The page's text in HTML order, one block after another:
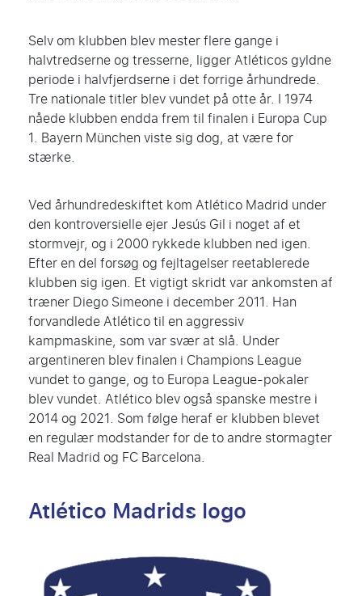
Selv om klubben blev mester flere gange i
halvtredserne og tresserne, ligger Atléticos gyldne
periode i halvfjerdserne i det forrige århundrede.
Tre nationale titler blev vundet på otte år. I 1974
nåede klubben endda frem til finalen i Europa Cup
1. Bayern München viste sig dog, at være for
stærke.
Ved århundredeskiftet kom Atlético Madrid under
den kontroversielle ejer Jesús Gil i noget af et
stormvejr, og i 2000 rykkede klubben ned igen.
Efter en del forsøg og fejltagelser reetablerede
klubben sig igen. Et vigtigt skridt var ankomsten af
træner Diego Simeone i december 2011. Han
forvandlede Atlético til en aggressiv
kampmaskine, som var svær at slå. Under
argentineren blev finalen i Champions League
vundet to gange, og to Europa League-pokaler
blev vundet. Atlético blev også spanske mestre i
2014 og 2021. Som følge heraf er klubben blevet
en regulær modstander for de to andre stormagter
Real Madrid og FC Barcelona.
Atlético Madrids logo